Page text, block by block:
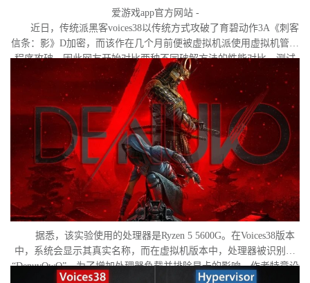
爱游戏app官方网站 -
近日，传统派黑客voices38以传统方式攻破了育碧动作3A《刺客
信条：影》D加密，而该作在几个月前便被虚拟机派使用虚拟机管理
程序攻破。因此网友开始对比两种不同破解方法的性能对比。测试
作者决定验证，虚拟机管理程序是否真的会像许多玩家认为的那
样，导致明显的帧数下降。
据悉，该实验使用的处理器是Ryzen 5 5600G。在Voices38版本
中，系统会显示其真实名称，而在虚拟机版本中，处理器被识别为
“DenuvOwO”。为了增加处理器负载并排除显卡的影响，作者特意设